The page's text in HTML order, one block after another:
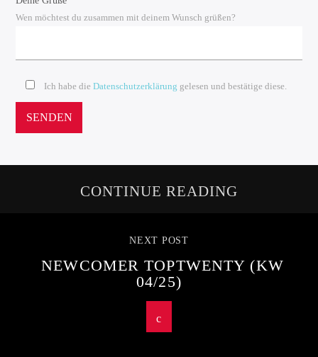
Wen möchtest du zusammen mit deinem Wunsch grüßen?
Ich habe dieDatenschutzerklärung gelesen und bestätige diese.
CONTINUE READING
NEXT POST
NEWCOMER TOPTWENTY (KW
04/25)